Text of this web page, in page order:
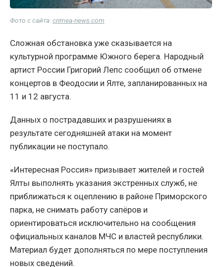
Фото с сайта:crimea-news.com
Сложная обстановка уже сказывается на
культурной программе Южного берега. Народный
артист России Григорий Лепс сообщил об отмене
концертов в Феодосии и Ялте, запланированных на
11 и 12 августа.
Данных о пострадавших и разрушениях в
результате сегодняшней атаки на момент
публикации не поступало.
«Интересная Россия» призывает жителей и гостей
Ялты выполнять указания экстренных служб, не
приближаться к оцеплению в районе Приморского
парка, не снимать работу сапёров и
ориентироваться исключительно на сообщения
официальных каналов МЧС и властей республики.
Материал будет дополняться по мере поступления
новых сведений.